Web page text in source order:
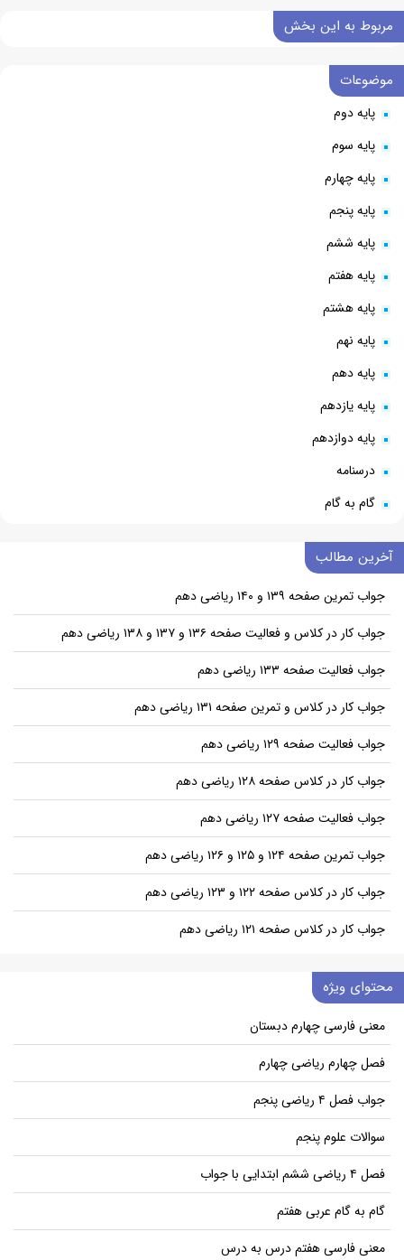
مربوط به این بخش
موضوعات
پایه دوم
پایه سوم
پایه چهارم
پایه پنجم
پایه ششم
پایه هفتم
پایه هشتم
پایه نهم
پایه دهم
پایه یازدهم
پایه دوازدهم
درسنامه
گام به گام
آخرین مطالب
جواب تمرین صفحه ۱۳۹ و ۱۴۰ ریاضی دهم
جواب کار در کلاس و فعالیت صفحه ۱۳۶ و ۱۳۷ و ۱۳۸ ریاضی دهم
جواب فعالیت صفحه ۱۳۳ ریاضی دهم
جواب کار در کلاس و تمرین صفحه ۱۳۱ ریاضی دهم
جواب فعالیت صفحه ۱۲۹ ریاضی دهم
جواب کار در کلاس صفحه ۱۲۸ ریاضی دهم
جواب فعالیت صفحه ۱۲۷ ریاضی دهم
جواب تمرین صفحه ۱۲۴ و ۱۲۵ و ۱۲۶ ریاضی دهم
جواب کار در کلاس صفحه ۱۲۲ و ۱۲۳ ریاضی دهم
جواب کار در کلاس صفحه ۱۲۱ ریاضی دهم
محتوای ویژه
معنی فارسی چهارم دبستان
فصل چهارم ریاضی چهارم
جواب فصل ۴ ریاضی پنجم
سوالات علوم پنجم
فصل ۴ ریاضی ششم ابتدایی با جواب
گام به گام عربی هفتم
معنی فارسی هفتم درس به درس